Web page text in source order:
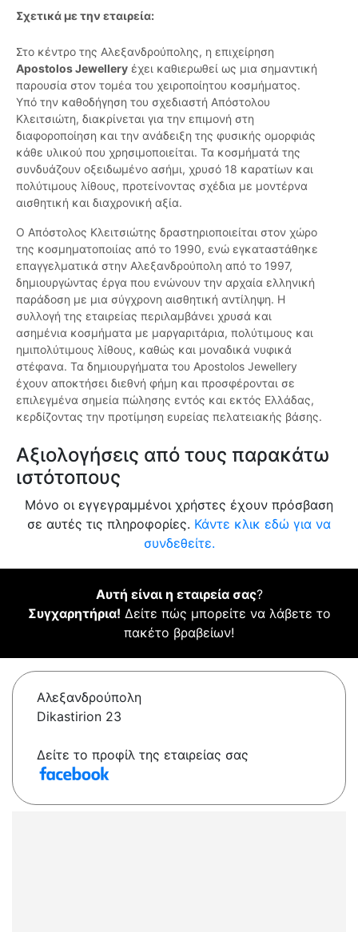
Σχετικά με την εταιρεία:
Στο κέντρο της Αλεξανδρούπολης, η επιχείρηση
Apostolos Jewellery έχει καθιερωθεί ως μια σημαντική
παρουσία στον τομέα του χειροποίητου κοσμήματος.
Υπό την καθοδήγηση του σχεδιαστή Απόστολου
Κλειτσιώτη, διακρίνεται για την επιμονή στη
διαφοροποίηση και την ανάδειξη της φυσικής ομορφιάς
κάθε υλικού που χρησιμοποιείται. Τα κοσμήματά της
συνδυάζουν οξειδωμένο ασήμι, χρυσό 18 καρατίων και
πολύτιμους λίθους, προτείνοντας σχέδια με μοντέρνα
αισθητική και διαχρονική αξία.
Ο Απόστολος Κλειτσιώτης δραστηριοποιείται στον χώρο
της κοσμηματοποιίας από το 1990, ενώ εγκαταστάθηκε
επαγγελματικά στην Αλεξανδρούπολη από το 1997,
δημιουργώντας έργα που ενώνουν την αρχαία ελληνική
παράδοση με μια σύγχρονη αισθητική αντίληψη. Η
συλλογή της εταιρείας περιλαμβάνει χρυσά και
ασημένια κοσμήματα με μαργαριτάρια, πολύτιμους και
ημιπολύτιμους λίθους, καθώς και μοναδικά νυφικά
στέφανα. Τα δημιουργήματα του Apostolos Jewellery
έχουν αποκτήσει διεθνή φήμη και προσφέρονται σε
επιλεγμένα σημεία πώλησης εντός και εκτός Ελλάδας,
κερδίζοντας την προτίμηση ευρείας πελατειακής βάσης.
Αξιολογήσεις από τους παρακάτω
ιστότοπους
Μόνο οι εγγεγραμμένοι χρήστες έχουν πρόσβαση
σε αυτές τις πληροφορίες. Κάντε κλικ εδώ για να
συνδεθείτε.
Αυτή είναι η εταιρεία σας?
Συγχαρητήρια! Δείτε πώς μπορείτε να λάβετε το
πακέτο βραβείων!
Αλεξανδρούπολη
Dikastirion 23
Δείτε το προφίλ της εταιρείας σας